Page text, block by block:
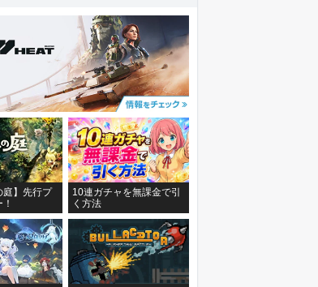
庭】先行プ
10連ガチャを無課金で引
く方法